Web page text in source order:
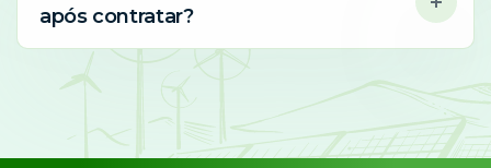
após contratar?